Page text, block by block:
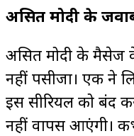
असित मोदी के
असित मोदी के मैसेज
नहीं पसीजा। एक ने
इस सीरियल को बंद
नहीं वापस आएंगी।